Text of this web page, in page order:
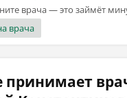
врача — это займёт
врача
принимает